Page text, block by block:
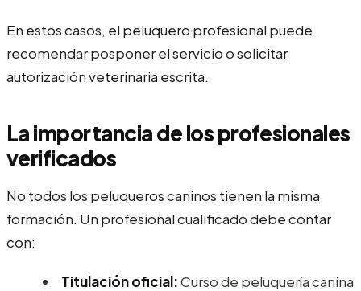
En estos casos, el peluquero profesional puede
recomendar posponer el servicio o solicitar
autorización veterinaria escrita.
La importancia de los profesionales
verificados
No todos los peluqueros caninos tienen la misma
formación. Un profesional cualificado debe contar
con:
Titulación oficial:Curso de peluquería canina